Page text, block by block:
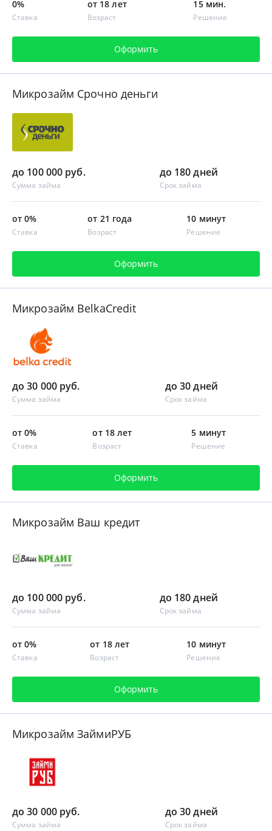
0%
Ставка
от 18 лет
Возраст
15 мин.
Решение
Оформить
Микрозайм Срочно деньги
до 100 000 руб.
Сумма займа
до 180 дней
Срок займа
от 0%
Ставка
от 21 года
Возраст
10 минут
Решение
Оформить
Микрозайм BelkaCredit
до 30 000 руб.
Сумма займа
до 30 дней
Срок займа
от 0%
Ставка
от 18 лет
Возраст
5 минут
Решение
Оформить
Микрозайм Ваш кредит
до 100 000 руб.
Сумма займа
до 180 дней
Срок займа
от 0%
Ставка
от 18 лет
Возраст
10 минут
Решение
Оформить
Микрозайм ЗаймиРУБ
до 30 000 руб.
Сумма займа
до 30 дней
Срок займа